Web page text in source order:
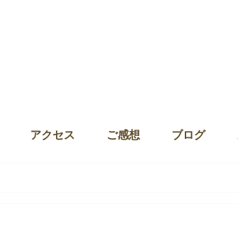
アクセス ご感想 ブログ